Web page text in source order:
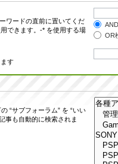
ワードの直前に置いてくだ
できます。-* を使用する場
OR
す
“サブフォーラム” を “いい
事も自動的に検索されま